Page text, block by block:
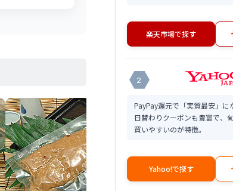
楽天市場で探す
2
PayPay還元で「実質最安」に
日替わりクーポンも豊富で、
買いやすいのが特徴。
Yahoo!で探す